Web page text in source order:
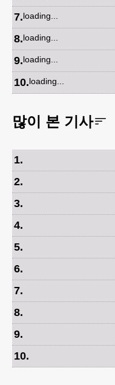
7.loading...
8.loading...
9.loading...
10.loading...
많이 본 기사
1.
2.
3.
4.
5.
6.
7.
8.
9.
10.